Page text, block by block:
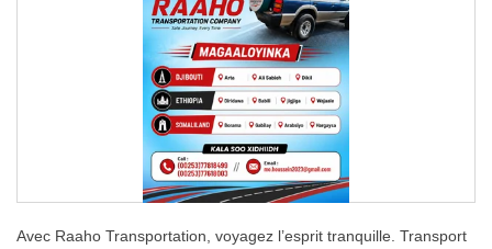
Avec Raaho Transportation, voyagez l’esprit tranquille. Transport